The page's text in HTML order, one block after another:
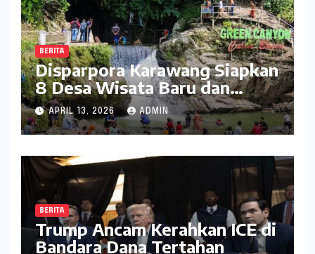
BERITA
Disparpora Karawang Siapkan
8 Desa Wisata Baru dan
Rintis Travel Pattern
Pariwisata
APRIL 13, 2026 ADMIN
BERITA
Trump Ancam Kerahkan ICE di
Bandara Dana Tertahan